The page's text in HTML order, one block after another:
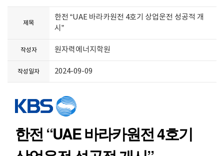
제목
한전 “UAE 바라카원전 4호기 상업운전 성공적 개
시”
작성자 원자력에너지학원
작성일자 2024-09-09
한전 “UAE 바라카원전 4호기